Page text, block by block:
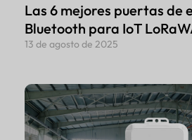
Las 6 mejores puertas de
Bluetooth para IoT
13 de agosto de 2025